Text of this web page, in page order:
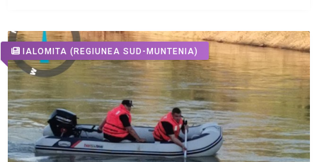
IALOMITA (REGIUNEA SUD-MUNTENIA)